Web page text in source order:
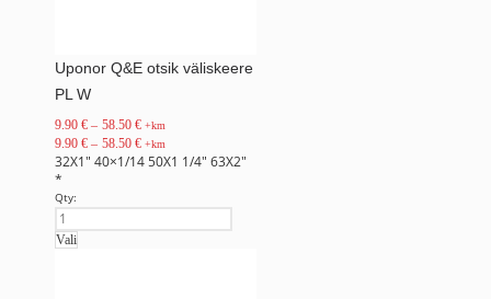
Uponor Q&E otsik väliskeere
PL W
9.90€ – 58.50 € +km
9.90€ – 58.50 € +km
32X1" 40×1/1450X1 1/4" 63X2"
*
Qty:
Vali